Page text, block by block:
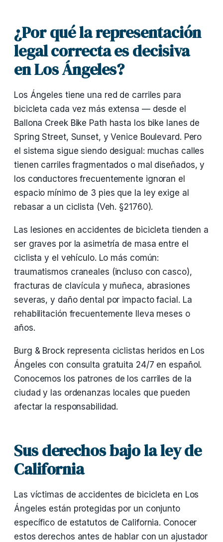
¿Por qué la representación
legal correcta es decisiva
en Los Ángeles?
Los Ángeles tiene una red de carriles para
bicicleta cada vez más extensa — desde el
Ballona Creek Bike Path hasta los bike lanes de
Spring Street, Sunset, y Venice Boulevard. Pero
el sistema sigue siendo desigual: muchas calles
tienen carriles fragmentados o mal diseñados, y
los conductores frecuentemente ignoran el
espacio mínimo de 3 pies que la ley exige al
rebasar a un ciclista (Veh. §21760).
Las lesiones en accidentes de bicicleta tienden a
ser graves por la asimetría de masa entre el
ciclista y el vehículo. Lo más común:
traumatismos craneales (incluso con casco),
fracturas de clavícula y muñeca, abrasiones
severas, y daño dental por impacto facial. La
rehabilitación frecuentemente lleva meses o
años.
Burg & Brock representa ciclistas heridos en Los
Ángeles con consulta gratuita 24/7 en español.
Conocemos los patrones de los carriles de la
ciudad y las ordenanzas locales que pueden
afectar la responsabilidad.
Sus derechos bajo la ley de
California
Las víctimas de accidentes de bicicleta en Los
Ángeles están protegidas por un conjunto
específico de estatutos de California. Conocer
estos derechos antes de hablar con un ajustador